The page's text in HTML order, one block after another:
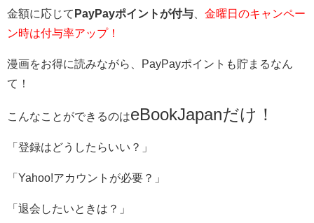
金額に応じて PayPayポイントが付与
金曜日のキャンペー
ン時は付与率アップ！
漫画をお得に読みながら、PayPayポイントも貯まるなん
て！
こんなことができるのはeBookJapanだけ！
「登録はどうしたらいい？」
「Yahoo!アカウントが必要？」
「退会したいときは？」